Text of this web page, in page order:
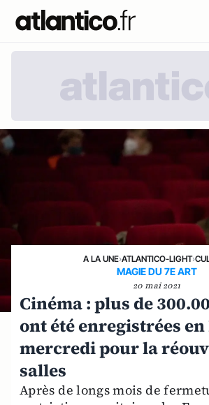
A LA UNE›ATLANTICO-LIGHT›
MAGIE DU 7E ART
20 mai 2021
Cinéma : plus de
ont été enregistrées en
mercredi pour la
salles
Après de longs mois de